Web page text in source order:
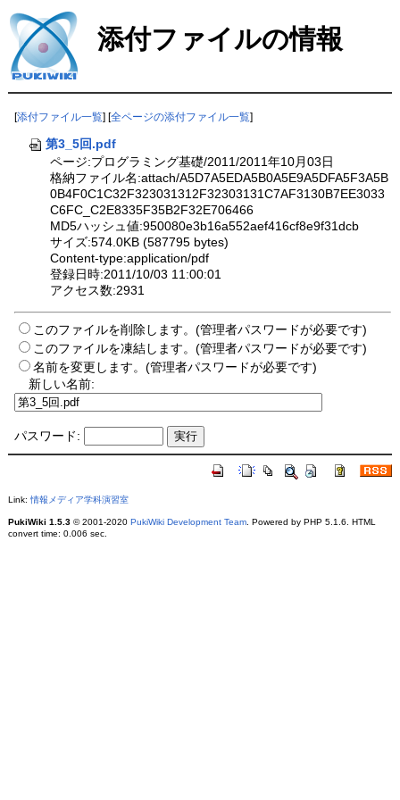
添付ファイルの情報
[添付ファイル一覧] [全ページの添付ファイル一覧]
第3_5回.pdf
ページ:プログラミング基礎/2011/2011年10月03日
格納ファイル名:attach/A5D7A5EDA5B0A5E9A5DFA5F3A5B
0B4F0C1C32F323031312F32303131C7AF3130B7EE3033
C6FC_C2E8335F35B2F32E706466
MD5ハッシュ値:950080e3b16a552aef416cf8e9f31dcb
サイズ:574.0KB (587795 bytes)
Content-type:application/pdf
登録日時:2011/10/03 11:00:01
アクセス数:2931
このファイルを削除します。(管理者パスワードが必要です)
このファイルを凍結します。(管理者パスワードが必要です)
名前を変更します。(管理者パスワードが必要です)
新しい名前:
パスワード:
Link: 情報メディア学科演習室
PukiWiki 1.5.3© 2001-2020 PukiWiki Development Team. Powered by PHP 5.1.6. HTML
convert time: 0.006 sec.